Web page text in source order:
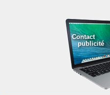
Contact
publicité